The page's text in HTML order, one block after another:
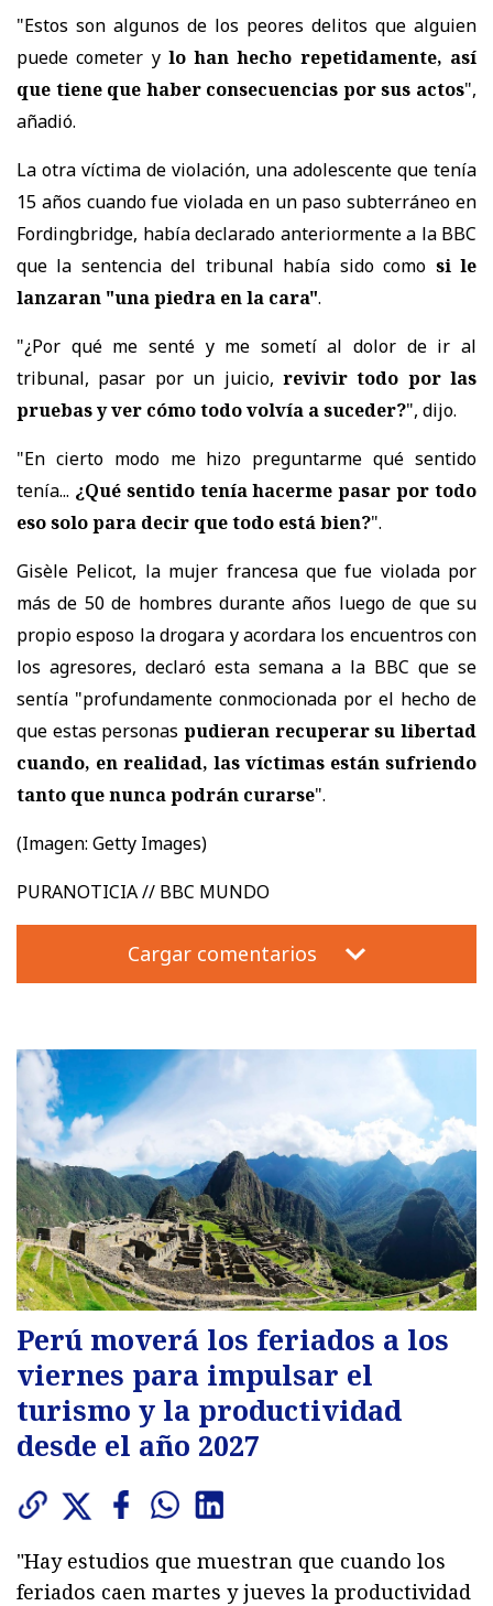
"Estos son algunos de los peores delitos que alguien
puede cometer ylo han hecho repetidamente, así
que tiene que haber consecuencias por sus actos",
añadió.
La otra víctima de violación, una adolescente que tenía
15 años cuando fue violada en un paso subterráneo en
Fordingbridge, había declarado anteriormente a la BBC
que la sentencia del tribunal había sido como si le
lanzaran "una piedra en la cara".
"¿Por qué me senté y me sometí al dolor de ir al
tribunal, pasar por un juicio, revivir todo por las
pruebas y ver cómo todo volvía a suceder?", dijo.
"En cierto modo me hizo preguntarme qué sentido
tenía... ¿Qué sentido tenía hacerme pasar por todo
eso solo para decir que todo está bien?".
Gisèle Pelicot, la mujer francesa que fue violada por
más de 50 de hombres durante años luego de que su
propio esposo la drogara y acordara los encuentros con
los agresores, declaró esta semana a la BBC que se
sentía "profundamente conmocionada por el hecho de
que estas personas pudieran recuperar su libertad
cuando, en realidad, las víctimas están sufriendo
tanto que nunca podrán curarse".
(Imagen: Getty Images)
PURANOTICIA // BBC MUNDO
Cargar comentarios
Perú moverá los feriados a los
viernes para impulsar el
turismo y la productividad
desde el año 2027
"Hay estudios que muestran que cuando los
feriados caen martes y jueves la productividad